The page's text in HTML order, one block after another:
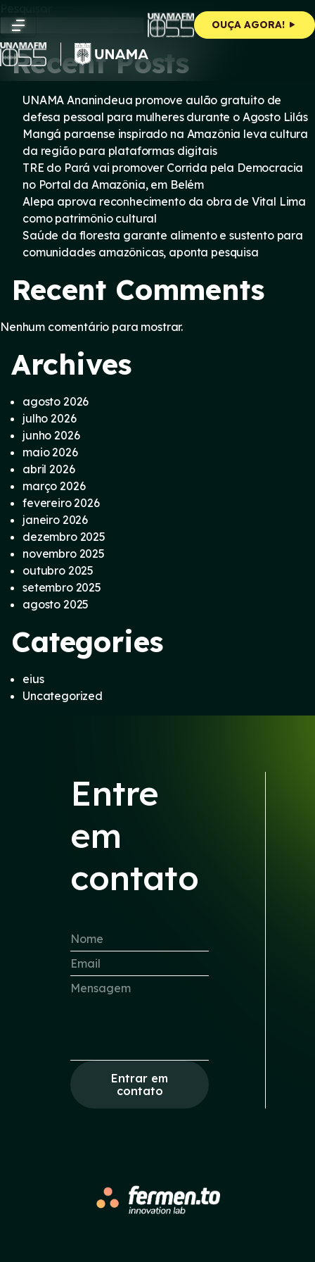
content
OUÇA AGORA!
Pesquisar
Pesquisar
Recent Posts
UNAMA Ananindeua promove aulão gratuito de
defesa pessoal para mulheres durante o Agosto Lilás
Mangá paraense inspirado na Amazônia leva cultura
da região para plataformas digitais
TRE do Pará vai promover Corrida pela Democracia
no Portal da Amazônia, em Belém
Alepa aprova reconhecimento da obra de Vital Lima
como patrimônio cultural
Saúde da floresta garante alimento e sustento para
comunidades amazônicas, aponta pesquisa
Recent Comments
Nenhum comentário para mostrar.
Archives
agosto 2026
julho 2026
junho 2026
maio 2026
abril 2026
março 2026
fevereiro 2026
janeiro 2026
dezembro 2025
novembro 2025
outubro 2025
setembro 2025
agosto 2025
Categories
eius
Uncategorized
Entre
em
contato
Entrar em
contato